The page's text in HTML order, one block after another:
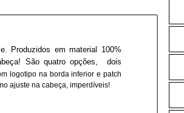
Produzidos em material 100%
São quatro opções, dois
logotipo na borda inferior e patch
ajuste na cabeça, imperdíveis!